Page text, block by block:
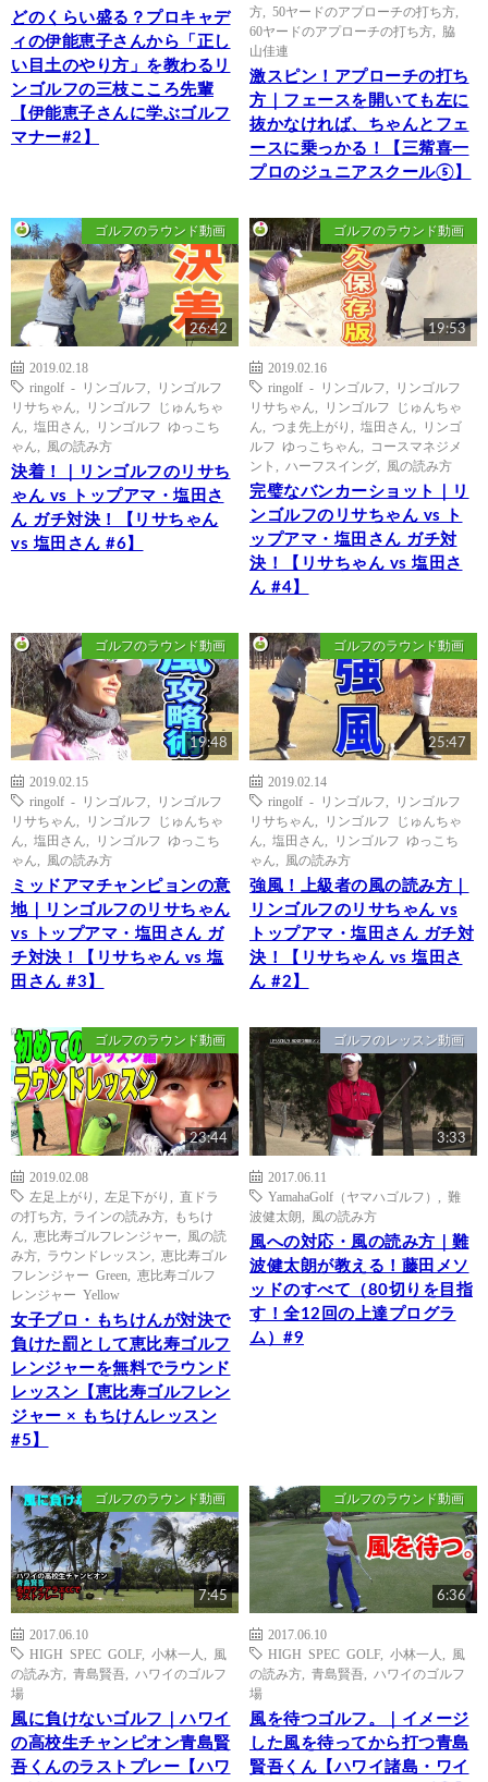
どのくらい盛る？プロキャデ
ィの伊能恵子さんから「正し
い目土のやり方」を教わるリ
ンゴルフの三枝こころ先輩
【伊能恵子さんに学ぶゴルフ
マナー#2】
方 50ヤードのアプローチの打ち方
60ヤードのアプローチの打ち方
脇
山佳連
激スピン！アプローチの打ち
方｜フェースを開いても左に
抜かなければ、ちゃんとフェ
ースに乗っかる！【三觜喜一
プロのジュニアスクール⑤】
ゴルフのラウンド動画
26:42
2019.02.18
ringolf - リンゴルフ
リンゴルフ
リサちゃん
リンゴルフ じゅんちゃ
ん
塩田さん
リンゴルフ ゆっこち
ゃん
風の読み方
決着！｜リンゴルフのリサち
ゃん vs トップアマ・塩田さ
ん ガチ対決！【リサちゃん
vs 塩田さん #6】
ゴルフのラウンド動画
19:53
2019.02.16
ringolf - リンゴルフ
リンゴルフ
リサちゃん
リンゴルフ じゅんちゃ
ん
つま先上がり 塩田さん
リンゴ
ルフ ゆっこちゃん
コースマネジメ
ント
ハーフスイング 風の読み方
完璧なバンカーショット｜リ
ンゴルフのリサちゃん vs ト
ップアマ・塩田さん ガチ対
決！【リサちゃん vs 塩田さ
ん #4】
ゴルフのラウンド動画
19:48
2019.02.15
ringolf - リンゴルフ
リンゴルフ
リサちゃん
リンゴルフ じゅんちゃ
ん
塩田さん
リンゴルフ ゆっこち
ゃん
風の読み方
ミッドアマチャンピョンの意
地｜リンゴルフのリサちゃん
vs トップアマ・塩田さん ガ
チ対決！【リサちゃん vs 塩
田さん #3】
ゴルフのラウンド動画
25:47
2019.02.14
ringolf - リンゴルフ
リンゴルフ
リサちゃん
リンゴルフ じゅんちゃ
ん
塩田さん
リンゴルフ ゆっこち
ゃん
風の読み方
強風！上級者の風の読み方｜
リンゴルフのリサちゃん vs
トップアマ・塩田さん ガチ対
決！【リサちゃん vs 塩田さ
ん #2】
ゴルフのラウンド動画
23:44
2019.02.08
左足上がり
左足下がり
直ドラ
の打ち方
ラインの読み方
もちけ
ん
恵比寿ゴルフレンジャー
風の読
み方
ラウンドレッスン
恵比寿ゴル
フレンジャー Green
恵比寿ゴルフ
レンジャー Yellow
女子プロ・もちけんが対決で
負けた罰として恵比寿ゴルフ
レンジャーを無料でラウンド
レッスン【恵比寿ゴルフレン
ジャー × もちけんレッスン
#5】
ゴルフのレッスン動画
3:33
2017.06.11
YamahaGolf（ヤマハゴルフ）
難
波健太朗
風の読み方
風への対応・風の読み方｜難
波健太朗が教える！藤田メソ
ッドのすべて（80切りを目指
す！全12回の上達プログラ
ム）#9
ゴルフのラウンド動画
7:45
2017.06.10
HIGH SPEC GOLF, 小林一人
風
の読み方
青島賢吾
ハワイのゴルフ
場
風に負けないゴルフ｜ハワイ
の高校生チャンピオン青島賢
吾くんのラストプレー【ハワ
ゴルフのラウンド動画
6:36
2017.06.10
HIGH SPEC GOLF, 小林一人
風
の読み方
青島賢吾
ハワイのゴルフ
場
風を待つゴルフ。｜イメージ
した風を待ってから打つ青島
賢吾くん【ハワイ諸島・ワイ